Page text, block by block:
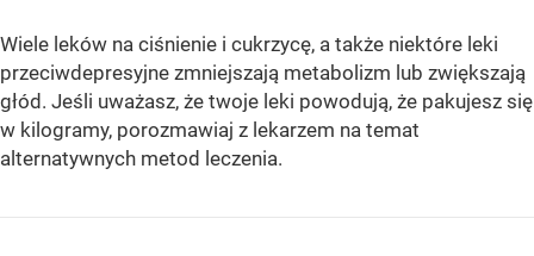
Wiele leków na ciśnienie i cukrzycę, a także niektóre leki
przeciwdepresyjne zmniejszają metabolizm lub zwiększają
głód. Jeśli uważasz, że twoje leki powodują, że pakujesz się
w kilogramy, porozmawiaj z lekarzem na temat
alternatywnych metod leczenia.